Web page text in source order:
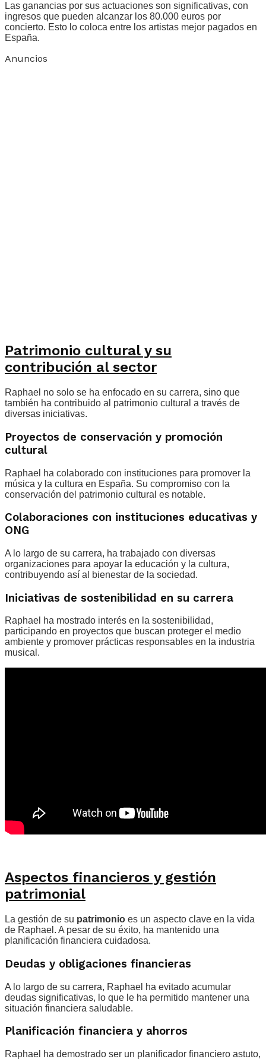
Las ganancias por sus actuaciones son significativas, con
ingresos que pueden alcanzar los 80.000 euros por
concierto. Esto lo coloca entre los artistas mejor pagados en
España.
Anuncios
Patrimonio cultural y su
contribución al sector
Raphael no solo se ha enfocado en su carrera, sino que
también ha contribuido al patrimonio cultural a través de
diversas iniciativas.
Proyectos de conservación y promoción
cultural
Raphael ha colaborado con instituciones para promover la
música y la cultura en España. Su compromiso con la
conservación del patrimonio cultural es notable.
Colaboraciones con instituciones educativas y
ONG
A lo largo de su carrera, ha trabajado con diversas
organizaciones para apoyar la educación y la cultura,
contribuyendo así al bienestar de la sociedad.
Iniciativas de sostenibilidad en su carrera
Raphael ha mostrado interés en la sostenibilidad,
participando en proyectos que buscan proteger el medio
ambiente y promover prácticas responsables en la industria
musical.
Aspectos financieros y gestión
patrimonial
La gestión de su patrimonio es un aspecto clave en la vida
de Raphael. A pesar de su éxito, ha mantenido una
planificación financiera cuidadosa.
Deudas y obligaciones financieras
A lo largo de su carrera, Raphael ha evitado acumular
deudas significativas, lo que le ha permitido mantener una
situación financiera saludable.
Planificación financiera y ahorros
Raphael ha demostrado ser un planificador financiero astuto,